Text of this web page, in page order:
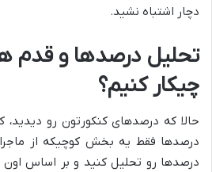
دچار اشتباه نشید.
تحلیل درصدها و قدم
چیکار کنیم؟
حالا که درصدهای کنکورتون رو
درصدها فقط یه بخش کوچیکه از
درصدها رو تحلیل کنید و بر اساس اون